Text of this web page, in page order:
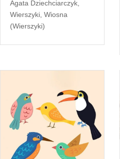
Agata Dziechciarczyk,
Wierszyki, Wiosna
(Wierszyki)